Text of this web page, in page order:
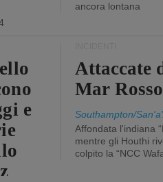
ancora lontana
e
Attaccate
Mar Rosso
Southampton/
Affondata l'indiana
mentre gli Houthi
colpito la “NCC